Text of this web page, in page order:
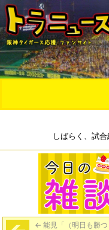
しばらく、試
← 能見「（明日も勝つ